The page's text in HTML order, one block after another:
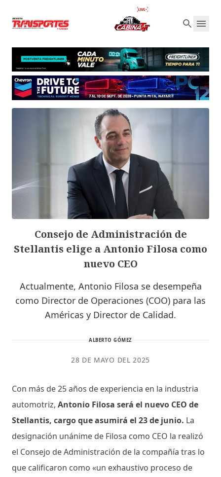
Consejo de Administración de
Stellantis elige a Antonio Filosa como
nuevo CEO
Actualmente, Antonio Filosa se desempeña
como Director de Operaciones (COO) para las
Américas y Director de Calidad.
ALBERTO GÓMEZ
28 DE MAYO DEL 2025
Con más de 25 años de experiencia en la industria
automotriz, Antonio Filosa será el nuevo CEO de
Stellantis, cargo que asumirá el 23 de junio. La
designación unánime de Filosa como CEO la realizó
el Consejo de Administración de la compañía tras lo
que calificaron como «un exhaustivo proceso de